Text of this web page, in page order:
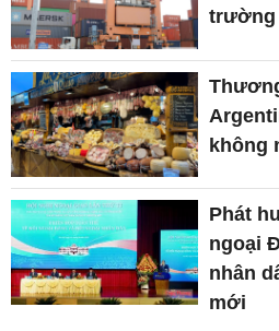
trường
không
Phát
ngoại
nhân
mới